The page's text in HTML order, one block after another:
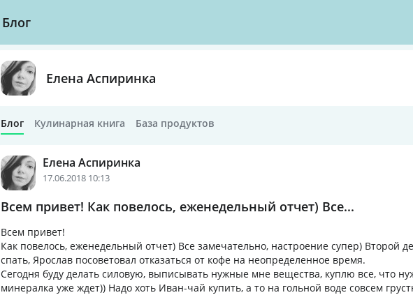
Блог
Елена Аспиринка
Блог Кулинарная книга База продуктов
Елена Аспиринка
17.06.2018 10:13
Всем привет! Как повелось, еженедельный отчет) Все...
Всем привет!
Как повелось, еженедельный отчет) Все замечательно, настроение супер) Второй
спать, Ярослав посоветовал отказаться от кофе на неопределенное время.
Сегодня буду делать силовую, выписывать нужные мне вещества, куплю все, что
минералка уже ждет)) Надо хоть Иван-чай купить, а то на гольной воде совсем